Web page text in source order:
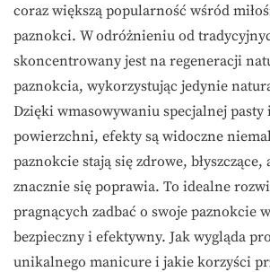
coraz większą popularność wśród
paznokci. W odróżnieniu od
skoncentrowany jest na regeneracji
paznokcia, wykorzystując jedynie
Dzięki wmasowywaniu specjalnej
powierzchni, efekty są widoczne
paznokcie stają się zdrowe,
znacznie się poprawia. To idealne
pragnących zadbać o swoje paznokcie
bezpieczny i efektywny. Jak wygląda
unikalnego manicure i jakie korzyści